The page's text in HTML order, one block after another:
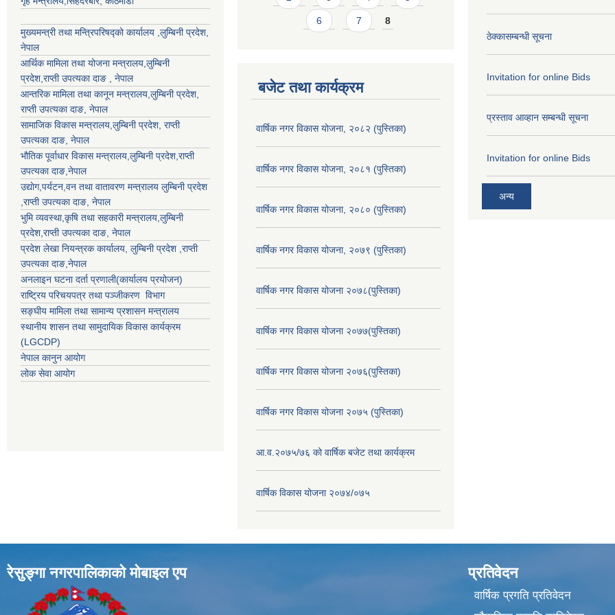
मुख्यमन्त्री तथा मन्त्रिपरिषद्को कार्यालय ,लुम्बिनी प्रदेश,
नेपाल
आर्थिक मामिला तथा योजना मन्त्रालय, लुम्बिनी
प्रदेश ,राप्ती उपत्यका दाङ , नेपाल
आन्तरिक मामिला तथा कानून मन्त्रालय, लुम्बिनी प्रदेश
राप्ती उपत्यका दाङ , नेपाल
सामाजिक विकास मन्त्रालय, लुम्बिनी प्रदेश राप्ती
उपत्यका दाङ , नेपाल
भौतिक पूर्वाधार विकास मन्त्रालय, लुम्बिनी प्रदेश राप्ती
उपत्यका दाङ ,नेपाल
उद्याेग,पर्यटन,वन तथा वातावरण मन्त्रालय लुम्बिनी प्रदेश
राप्ती उपत्यका दाङ , नेपाल
भुमि व्यवस्था,कृषि तथा सहकारी मन्त्रालय, लुम्बिनी
प्रदेश राप्ती उपत्यका दाङ , नेपाल
प्रदेश लेखा नियन्त्रक कार्यालय, लुम्बिनी प्रदेश राप्ती
उपत्यका दाङ ,नेपाल
अनलाइन घटना दर्ता प्रणाली(कार्यालय प्रयोजन)
राष्ट्रिय परिचयपत्र तथा पञ्जीकरण विभाग
सङ्घीय मामिला तथा सामान्य प्रशासन मन्त्रालय
स्थानीय शासन तथा सामुदायिक विकास कार्यक्रम
(LGCDP)
नेपाल कानुन आयोग
लोक सेवा आयोग
6 7 8
बजेट तथा कार्यक्रम
वार्षिक नगर विकास योजना, २०८२ (पुस्तिका)
वार्षिक नगर विकास योजना, २०८१ (पुस्तिका)
वार्षिक नगर विकास योजना, २०८० (पुस्तिका)
वार्षिक नगर विकास योजना, २०७९ (पुस्तिका)
वार्षिक नगर विकास योजना २०७८(पुस्तिका)
वार्षिक नगर विकास योजना २०७७(पुस्तिका)
वार्षिक नगर विकास योजना २०७६(पुस्तिका)
वार्षिक नगर विकास योजना २०७५ (पुस्तिका)
आ.व.२०७५/७६ को वार्षिक बजेट तथा कार्यक्रम
वार्षिक विकास योजना २०७४/०७५
ठेक्कासम्बन्धी सूचना
Invitation for online Bids
प्रस्ताव आव्हान सम्बन्धी सूचना
Invitation for online Bids
अन्य
रेसुङ्गा नगरपालिकाकाे माेबाइल एप प्रतिवेदन
वार्षिक प्रगति प्रतिवेदन